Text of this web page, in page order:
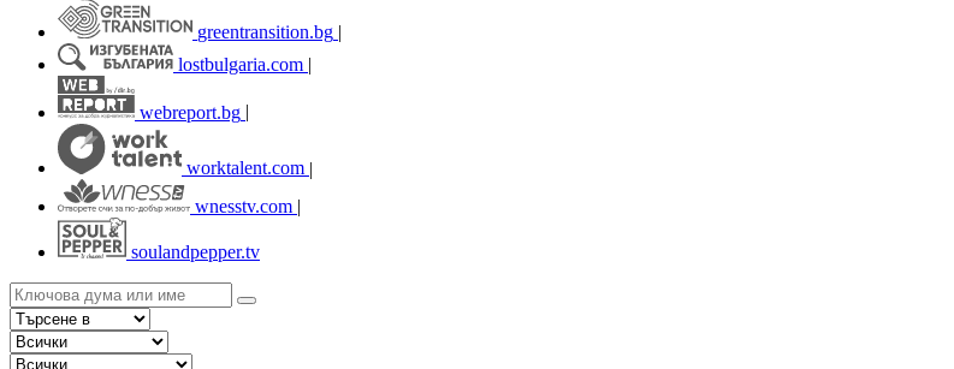
greentransition.bg |
lostbulgaria.com |
webreport.bg
worktalent.com |
wnesstv.com |
soulandpepper.tv